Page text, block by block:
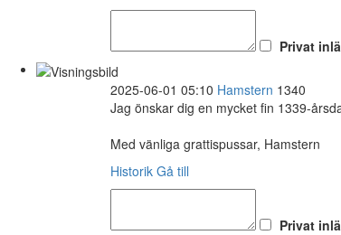
Privat
2025-06-01 05:10 Hamstern 1340
Jag önskar dig en mycket fin 1339-
Med vänliga grattispussar, Hamstern
Historik Gå till
Privat